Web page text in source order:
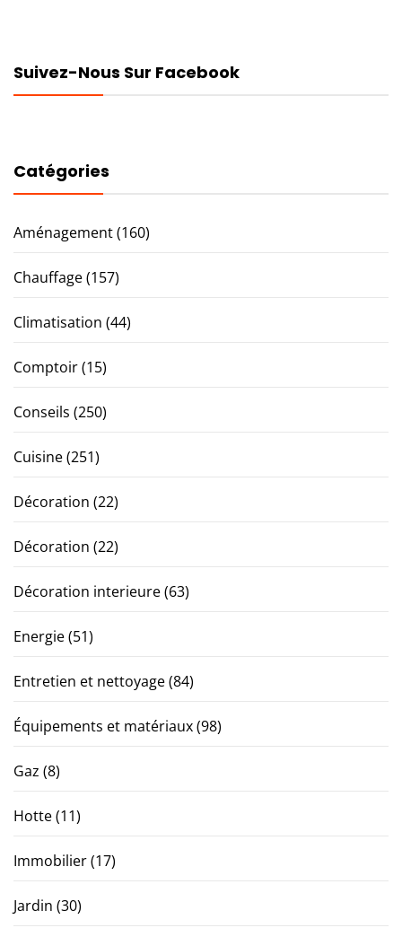
Suivez-Nous Sur Facebook
Catégories
Aménagement(160)
Chauffage(157)
Climatisation (44)
Comptoir(15)
Conseils (250)
Cuisine(251)
Décoration (22)
Décoration (22)
Décoration interieure(63)
Energie(51)
Entretien et nettoyage(84)
Équipements et matériaux(98)
Gaz (8)
Hotte(11)
Immobilier(17)
Jardin (30)